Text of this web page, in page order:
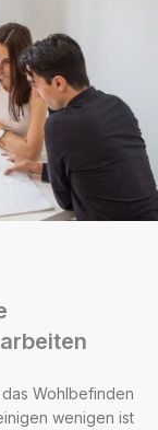
Wohlbefinden
wenigen ist